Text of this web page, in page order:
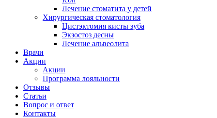
Лечение стоматита у детей
Хирургическая стоматология
Цистэктомия кисты зуба
Экзостоз десны
Лечение альвеолита
Врачи
Акции
Акции
Программа лояльности
Отзывы
Статьи
Вопрос и ответ
Контакты